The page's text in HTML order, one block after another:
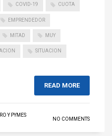
COVID-19 CUOTA
EMPRENDEDOR
MITAD MUY
SITUACION
READ MORE
Y PYMES
NO COMMENTS